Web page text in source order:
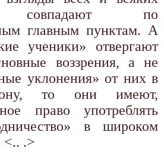
совпадают по
главным пунктам. А
ученики» отвергают
воззрения, а не
уклонения» от них в
то они имеют,
право употреблять
в широком
<.. .>